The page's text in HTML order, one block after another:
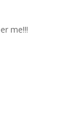
me!!!